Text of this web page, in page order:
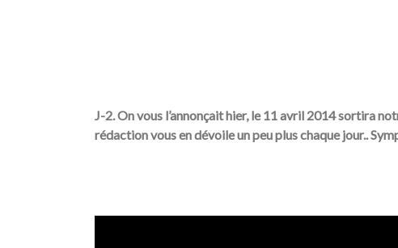
J-2. On vous l’annonçait hier, le 11 avril 2014 sortira
rédaction vous en dévoile un peu plus chaque jour..